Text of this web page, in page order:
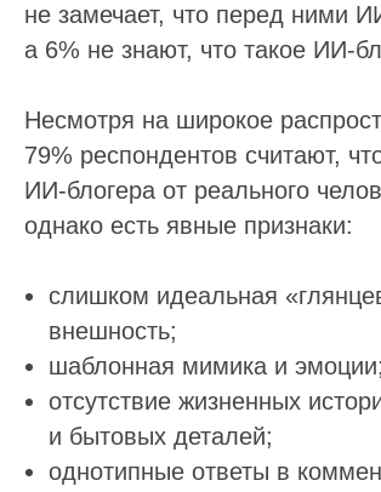
не замечает, что перед ними
а 6% не знают, что такое ИИ-
Несмотря на широкое
79% респондентов считают,
ИИ-блогера от реального
однако есть явные признаки:
слишком идеальная
внешность;
шаблонная мимика и эмоции;
отсутствие жизненных
и бытовых деталей;
однотипные ответы в